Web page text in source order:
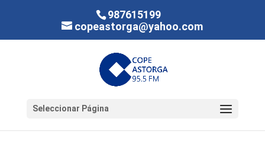
987615199
copeastorga@yahoo.com
Seleccionar Página